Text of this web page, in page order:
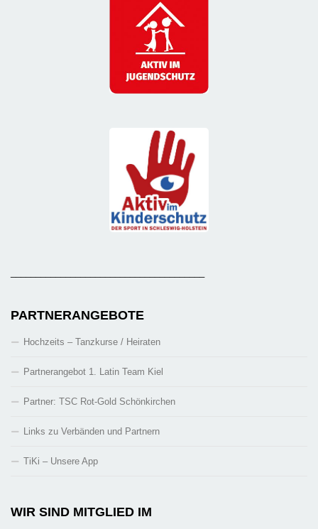
PARTNERANGEBOTE
Hochzeits – Tanzkurse / Heiraten
Partnerangebot 1. Latin Team Kiel
Partner: TSC Rot-Gold Schönkirchen
Links zu Verbänden und Partnern
TiKi – Unsere App
WIR SIND MITGLIED IM